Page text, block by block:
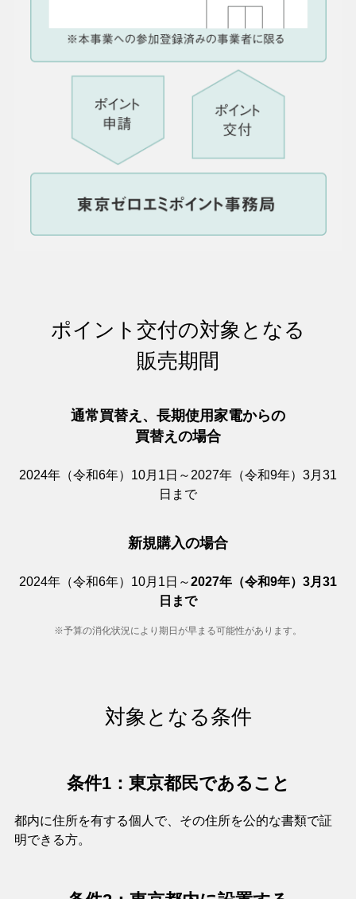
ポイント交付の対象となる
販売期間
通常買替え、⾧期使用家電からの
買替えの場合
2024年（令和6年）10月1日～2027年（令和9年）3月31
日まで
新規購入の場合
2024年（令和6年）10月1日～2027年（令和9年）3月31
日まで
※予算の消化状況により期日が早まる可能性があります。
対象となる条件
条件1：東京都民であること
都内に住所を有する個人で、その住所を公的な書類で証
明できる方。